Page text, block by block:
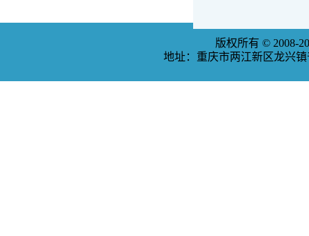
版权所有 © 2008-
地址：重庆市两江新区龙兴镇